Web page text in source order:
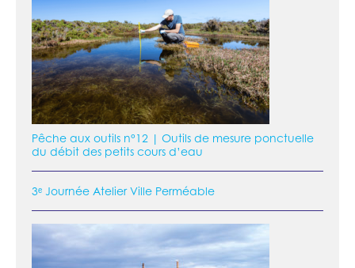
Pêche aux outils n°12 | Outils de mesure ponctuelle
du débit des petits cours d’eau
3ᵉ Journée Atelier Ville Perméable